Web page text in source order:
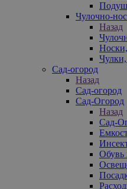
Чулочно-
Назад
Сад-огород
Назад
Сад-огород
Сад-Огород
Назад
Сад-
Обувь